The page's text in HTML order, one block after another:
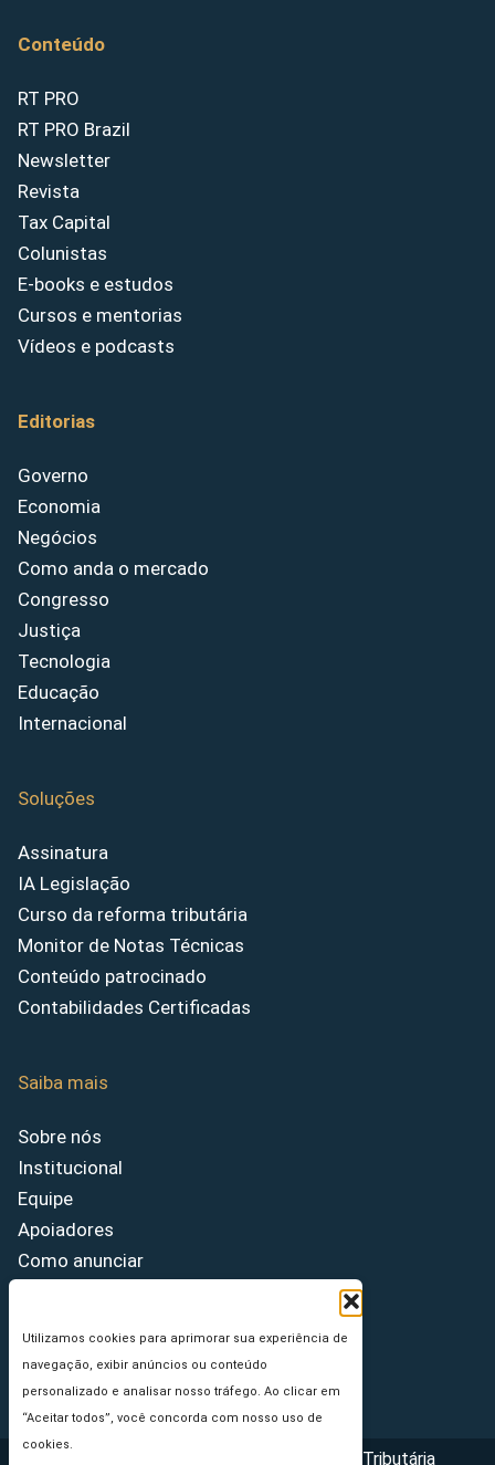
Utilizamos cookies para aprimorar sua experiência de
navegação, exibir anúncios ou conteúdo
personalizado e analisar nosso tráfego. Ao clicar em
“Aceitar todos”, você concorda com nosso uso de
cookies.
Conteúdo
RT PRO
RT PRO Brazil
Newsletter
Revista
Tax Capital
Colunistas
E-books e estudos
Cursos e mentorias
Vídeos e podcasts
Editorias
Governo
Economia
Negócios
Como anda o mercado
Congresso
Justiça
Tecnologia
Educação
Internacional
Soluções
Assinatura
IA Legislação
Curso da reforma tributária
Monitor de Notas Técnicas
Conteúdo patrocinado
Contabilidades Certificadas
Saiba mais
Sobre nós
Institucional
Equipe
Apoiadores
Como anunciar
Princípios Editoriais
Copyright © 2026 - Portal da Reforma Tributária